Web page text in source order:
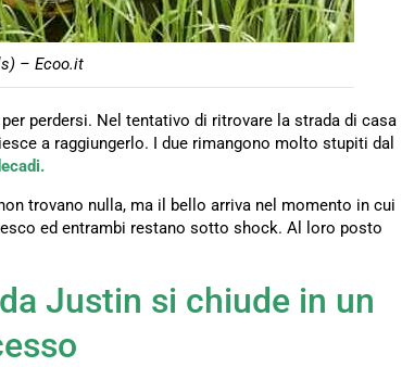
– Ecoo.it
perdersi. Nel tentativo di ritrovare la strada di casa
a raggiungerlo. I due rimangono molto stupiti dal
trovano nulla, ma il bello arriva nel momento in cui
ed entrambi restano sotto shock. Al loro posto
Justin si chiude in un